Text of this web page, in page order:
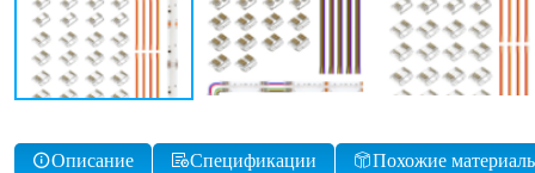
Описание Спецификации Похожие